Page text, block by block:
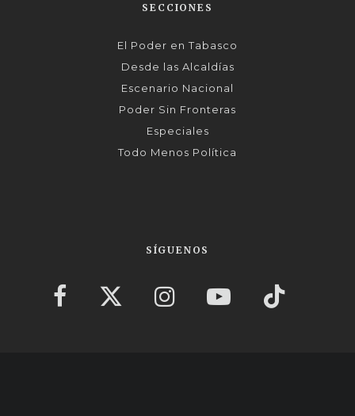
SECCIONES
El Poder en Tabasco
Desde las Alcaldías
Escenario Nacional
Poder Sin Fronteras
Especiales
Todo Menos Política
SÍGUENOS